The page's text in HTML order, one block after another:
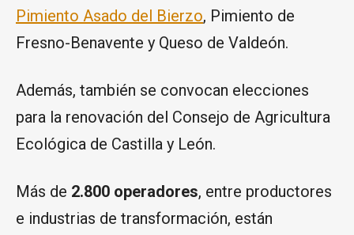
Pimiento Asado del Bierzo, Pimiento de
Fresno-Benavente y Queso de Valdeón.
Además, también se convocan elecciones
para la renovación del Consejo de Agricultura
Ecológica de Castilla y León.
Más de 2.800 operadores, entre productores
e industrias de transformación, están